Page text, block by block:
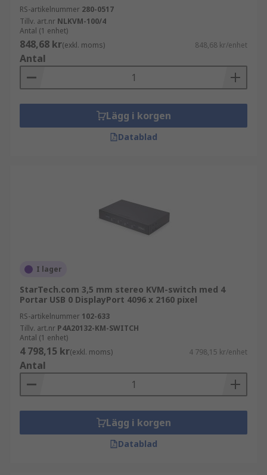
RS-artikelnummer 280-0517
Tillv. art.nr NLKVM-100/4
Antal (1 enhet)
848,68 kr(exkl. moms) 848,68 kr/enhet
Antal
Lägg i korgen
Datablad
I lager
StarTech.com 3,5 mm stereo KVM-switch med 4
Portar USB 0 DisplayPort 4096 x 2160 pixel
RS-artikelnummer 102-633
Tillv. art.nr P4A20132-KM-SWITCH
Antal (1 enhet)
4 798,15 kr(exkl. moms) 4 798,15 kr/enhet
Antal
Lägg i korgen
Datablad